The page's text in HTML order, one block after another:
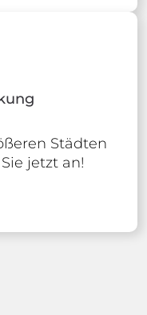
Städten
jetzt an!